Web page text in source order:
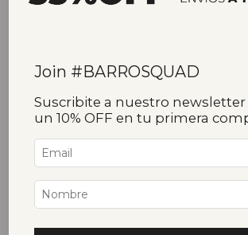
Join #BARROSQUAD
Suscribite a nuestro
un 10% OFF en tu primera